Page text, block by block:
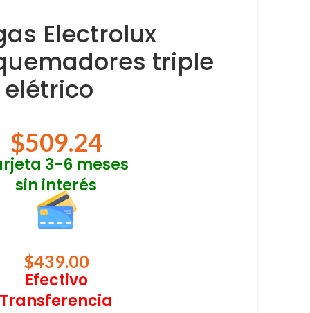
Electrolux
quemadores triple
$509.24
3-6 meses
sin interés
$439.00
Efectivo
Transferencia